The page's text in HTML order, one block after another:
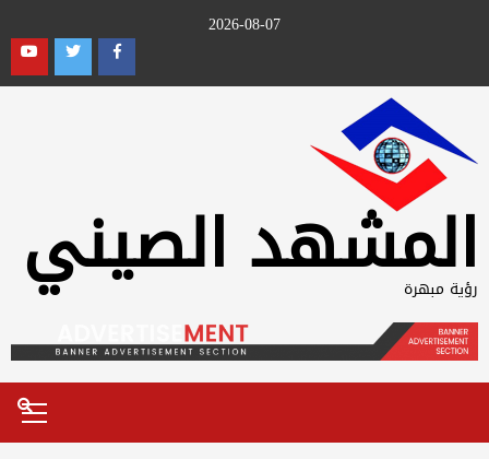
2026-08-07
Facebook
Twitter
المشهد الصيني
رؤية مبهرة
Primary